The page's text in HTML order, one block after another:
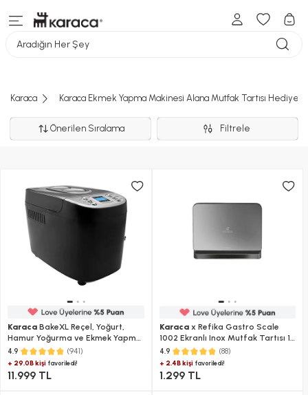
Aradığın Her Şey
Karaca Karaca Ekmek Yapma Makinesi Alana Mutfak Tartısı Hediye
Önerilen Sıralama Filtrele
Karaca BakeXL Reçel, Yoğurt,
Hamur Yoğurma ve Ekmek Yapma
Makinesi Çift Bıçaklı Inox Siyah,
1500 g, 45 Farklı Tarifli Kitapçıklı
4.9 (941)
+ 29.0B kişi favoriledi!
11.999 TL
Karacax Refika Gastro Scale
1002 Ekranlı Inox Mutfak Tartısı 15
kg Kapasite
4.9 (88)
+ 2.4B kişifavoriledi!
1.299 TL